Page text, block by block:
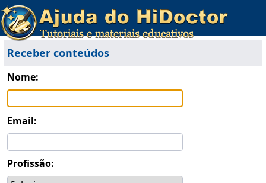
Receber conteúdos
Nome:
Email:
Profissão: